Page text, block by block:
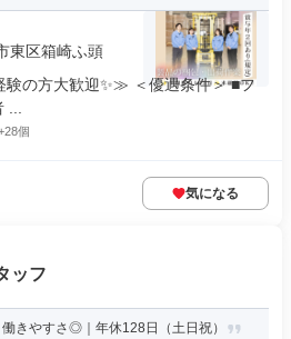
東区箱崎ふ頭
の方大歓迎✨≫ ＜優遇条件＞ ■フ
個
気になる
ッフ
働きやすさ◎｜年休128日（土日祝）